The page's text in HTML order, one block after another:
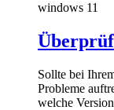
windows 11
Sollte bei
Probleme
welche